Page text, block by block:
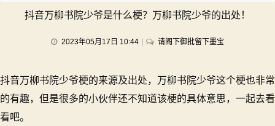
抖音万柳书院少爷是什么梗？万柳书院少爷的出处！
2023年05月17日 10:44 请阁下御批留下墨宝
万
柳
抖音万柳书院少爷梗的来源及出处，万柳书院少爷这个梗也非常
的有趣，但是很多的小伙伴还不知道该梗的具体意思，一起去看
看吧。